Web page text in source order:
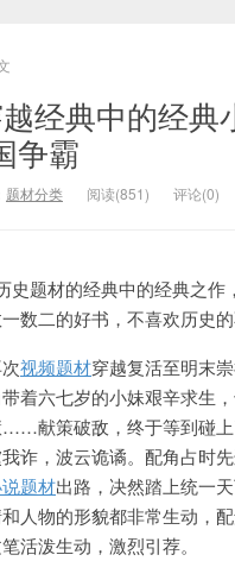
经典中的经
争霸
题材分类 阅读(851) 评论(0)
史题材的经典中的经典之
数二的好书，不喜欢历史的
视频题材穿越复活至明末
着六七岁的小妹艰辛求生
献策破敌，终于等到碰
诈，波云诡谲。配角占时
题材出路，决然踏上统一
人物的形貌都非常生动，
活泼生动，激烈引荐。